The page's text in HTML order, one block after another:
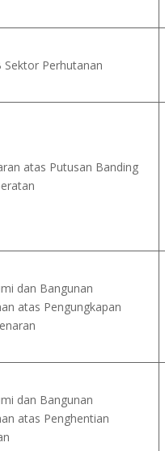
Sektor Perhutanan
atas Putusan Banding
dan Bangunan
atas Pengungkapan
dan Bangunan
atas Penghentian